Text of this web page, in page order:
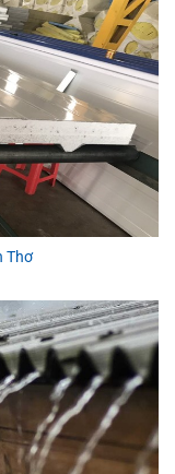
Thơ